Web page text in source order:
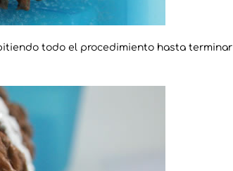
todo el procedimiento hasta terminar